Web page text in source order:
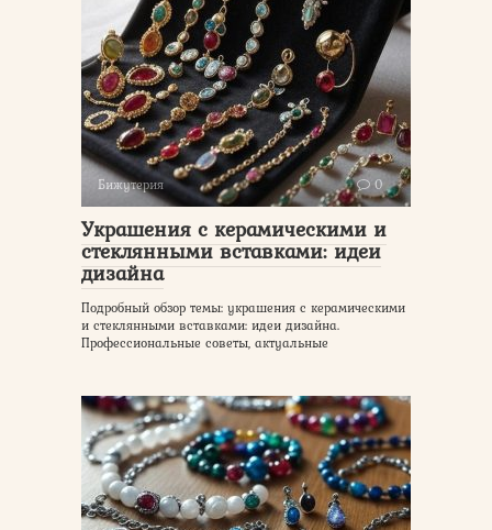
Бижутерия 0
Украшения с керамическими и
стеклянными вставками: идеи
дизайна
Подробный обзор темы: украшения с керамическими
и стеклянными вставками: идеи дизайна.
Профессиональные советы, актуальные